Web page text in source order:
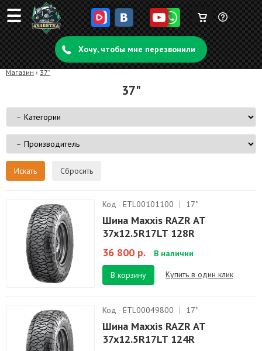
☰ Задать
вопрос
Корзина
пуста
Хочу, чтобы мне перезвонили
Магазин › 37"
37"
Сбросить
Код - ETL00101100 | 17"
Шина Maxxis RAZR AT
37x12.5R17LT 128R
36 800 р.
В наличии
В корзину Купить в один клик
Код - ETL00049800 | 17"
Шина Maxxis RAZR AT
37x12.5R17LT 124R